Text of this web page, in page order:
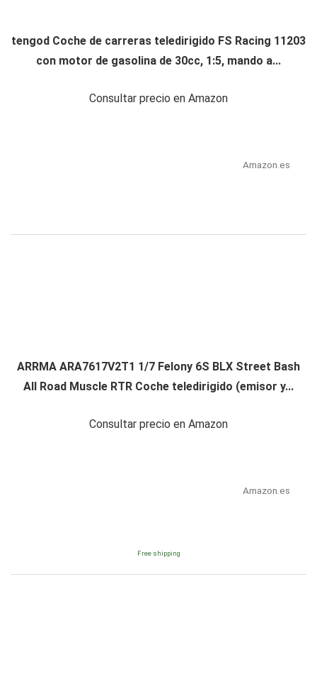
tengod Coche de carreras teledirigido FS Racing 11203
con motor de gasolina de 30cc, 1:5, mando a...
Consultar precio en Amazon
Amazon.es
ARRMA ARA7617V2T1 1/7 Felony 6S BLX Street Bash
All Road Muscle RTR Coche teledirigido (emisor y...
Consultar precio en Amazon
Amazon.es
Free shipping